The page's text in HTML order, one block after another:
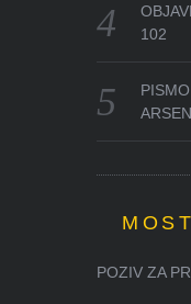
102
POZIV ZA